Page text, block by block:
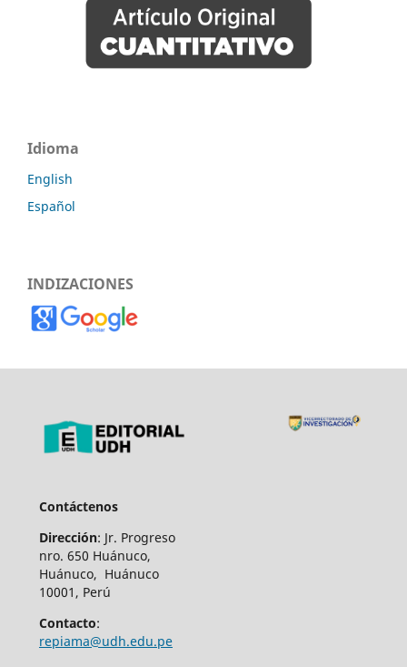
Idioma
English
Español
INDIZACIONES
Contáctenos
Dirección: Jr. Progreso
nro. 650 Huánuco,
Huánuco, Huánuco
10001, Perú
Contacto:
repiama@udh.edu.pe